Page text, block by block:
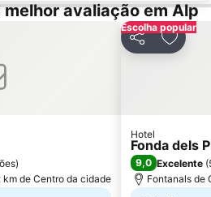
avaliação em Alp
)
km de Centro da cidade
Escolha popular
Partilhar
Hotel
Fonda dels
9,0 Excelente (
Fontanals de